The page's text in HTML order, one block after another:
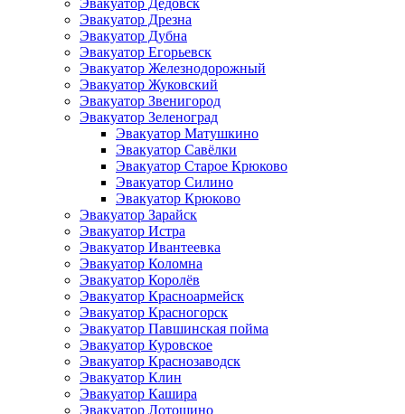
Эвакуатор Дедовск
Эвакуатор Дрезна
Эвакуатор Дубна
Эвакуатор Егорьевск
Эвакуатор Железнодорожный
Эвакуатор Жуковский
Эвакуатор Звенигород
Эвакуатор Зеленоград
Эвакуатор Матушкино
Эвакуатор Савёлки
Эвакуатор Старое Крюково
Эвакуатор Силино
Эвакуатор Крюково
Эвакуатор Зарайск
Эвакуатор Истра
Эвакуатор Ивантеевка
Эвакуатор Коломна
Эвакуатор Королёв
Эвакуатор Красноармейск
Эвакуатор Красногорск
Эвакуатор Павшинская пойма
Эвакуатор Куровское
Эвакуатор Краснозаводск
Эвакуатор Клин
Эвакуатор Кашира
Эвакуатор Лотошино